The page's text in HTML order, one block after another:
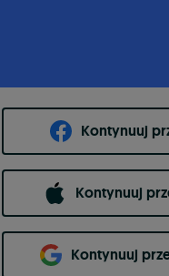
Kontynuuj
Kontynuuj
Kontynuuj